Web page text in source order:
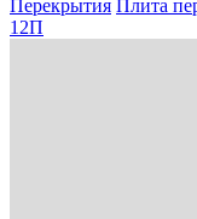
Перекрытия Плита
12П